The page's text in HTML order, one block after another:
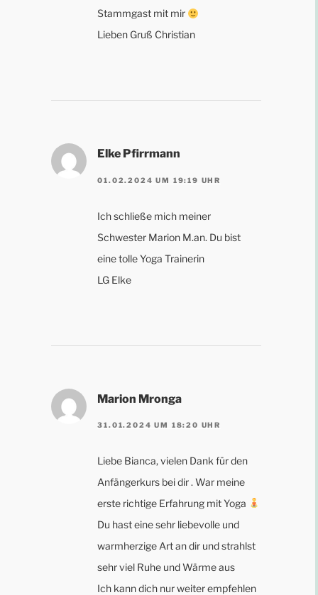
Stammgast mit mir
Lieben Gruß Christian
Elke Pfirrmann
01.02.2024 UM 19:19 UHR
Ich schließe mich meiner
Schwester Marion M.an. Du bist
eine tolle Yoga Trainerin
LG Elke
Marion Mronga
31.01.2024 UM 18:20 UHR
Liebe Bianca, vielen Dank für den
Anfängerkurs bei dir . War meine
erste richtige Erfahrung mit Yoga
Du hast eine sehr liebevolle und
warmherzige Art an dir und strahlst
sehr viel Ruhe und Wärme aus
Ich kann dich nur weiter empfehlen